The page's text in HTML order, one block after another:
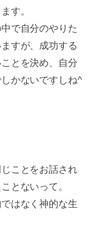
す。
で自分のやりた
すが、成功する
とを決め、自分
かないですしね^
ことをお話され
とないって。
はなく神的な生